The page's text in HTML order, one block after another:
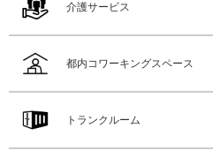
介護サービス
都内コワーキングスペース
トランクルーム